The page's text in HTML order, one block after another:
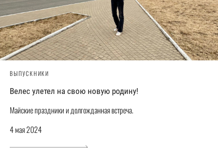
ВЫПУСКНИКИ
Велес улетел на свою новую родину!
Майские праздники и долгожданная встреча.
4 мая 2024